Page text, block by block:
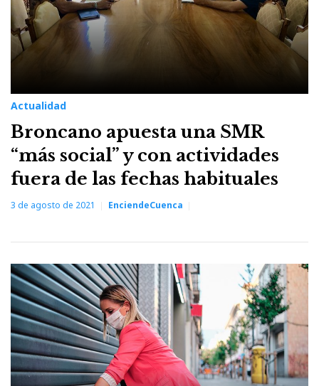
Actualidad
Broncano apuesta una SMR
“más social” y con actividades
fuera de las fechas habituales
3 de agosto de 2021 EnciendeCuenca